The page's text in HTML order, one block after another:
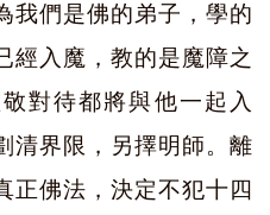
我們是佛的弟子，學的
經入魔，教的是魔障之
對待都將與他一起入
清界限，另擇明師。離
正佛法，決定不犯十四